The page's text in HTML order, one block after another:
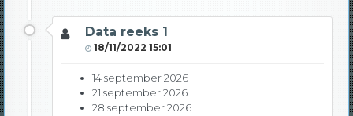
Data reeks 1
18/11/2022 15:01
14 september 2026
21 september 2026
28 september 2026